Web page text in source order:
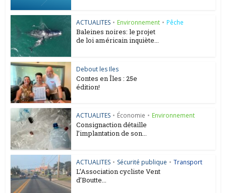
ACTUALITES • Environnement • Pêche
Baleines noires: le projet
de loi américain inquiète...
Debout les Iles
Contes en Îles : 25e
édition!
ACTUALITES • Économie • Environnement
Consignaction détaille
l’implantation de son...
ACTUALITES • Sécurité publique • Transport
L’Association cycliste Vent
d’Boutte...